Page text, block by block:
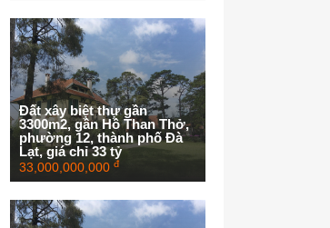
Đất xây biệt thự gần
3300m2, gần Hồ Than Thở,
phường 12, thành phố Đà
Lạt, giá chỉ 33 tỷ
33,000,000,000 đ